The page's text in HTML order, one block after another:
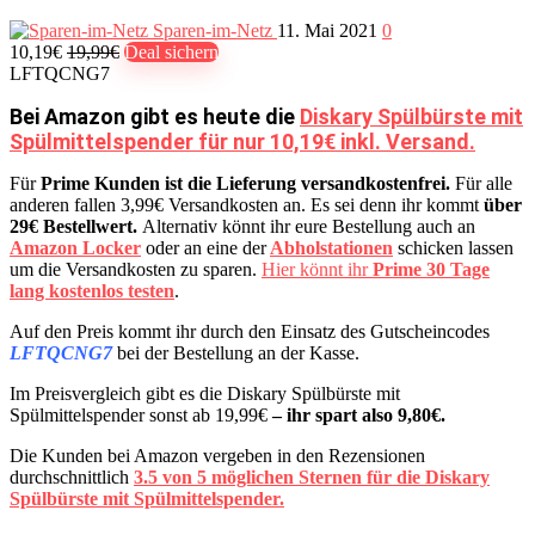
Sparen-im-Netz 11. Mai 2021 0
10,19€ 19,99€ Deal sichern
LFTQCNG7
Bei Amazon gibt es heute die Diskary Spülbürste mit
Spülmittelspender für nur 10,19€ inkl. Versand.
FürPrime Kunden ist die Lieferung versandkostenfrei. Für alle
anderen fallen 3,99€ Versandkosten an. Es sei denn ihr kommt über
29€ Bestellwert. Alternativ könnt ihr eure Bestellung auch an
Amazon Locker oder an eine der Abholstationen schicken lassen
um die Versandkosten zu sparen. Hier könnt ihrPrime 30 Tage
lang kostenlos testen.
Auf den Preis kommt ihr durch den Einsatz des Gutscheincodes
LFTQCNG7bei der Bestellung an der Kasse.
Im Preisvergleich gibt es die Diskary Spülbürste mit
Spülmittelspender sonst ab 19,99€– ihr spart also 9,80€.
Die Kunden bei Amazon vergeben in den Rezensionen
durchschnittlich 3.5 von 5 möglichen Sternen für die Diskary
Spülbürste mit Spülmittelspender.